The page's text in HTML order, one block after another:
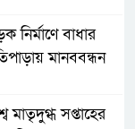
নির্মাণে বাধার
মানববন্ধন
মাতৃদুগ্ধ সপ্তাহের